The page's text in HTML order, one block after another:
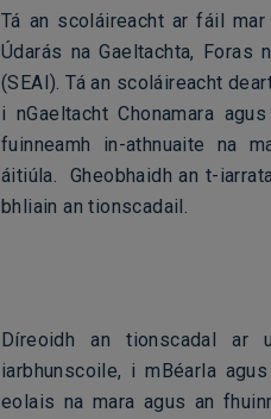
Tá an scoláireacht ar fáil mar
Údarás na Gaeltachta, Foras
(SEAI). Tá an scoláireacht
i nGaeltacht Chonamara
fuinneamh in-athnuaite na
áitiúla. Gheobhaidh an t-
bhliain an tionscadail.
Díreoidh an tionscadal ar
iarbhunscoile, i mBéarla
eolais na mara agus an